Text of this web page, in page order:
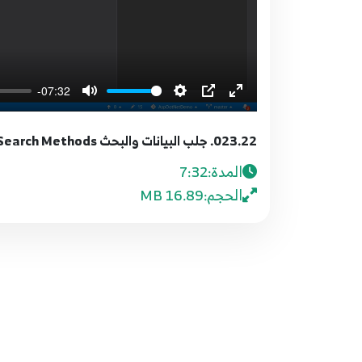
-07:32
023.22. جلب البيانات والبحث ASP.NET Core - GetData and Search Methods
المدة:7:32
الحجم:16.89 MB